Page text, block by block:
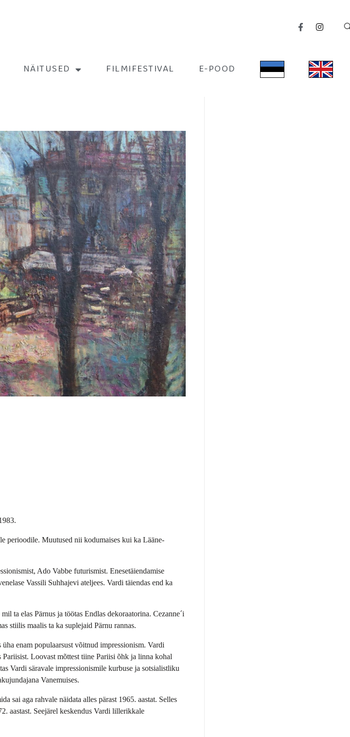
NÄITUSED FILMIFESTIVAL E-POOD
perioodile. Muutused nii kodumaises kui ka Lääne-
Ado Vabbe futurismist. Enesetäiendamise
Vassili Suhhajevi ateljees. Vardi täiendas end ka
ta elas Pärnus ja töötas Endlas dekoraatorina. Cezanne´i
stiilis maalis ta ka suplejaid Pärnu rannas.
enam populaarsust võitnud impressionism. Vardi
Loovast mõttest tiine Pariisi õhk ja linna kohal
Vardi säravale impressionismile kurbuse ja sotsialistliku
Vanemuises.
sai aga rahvale näidata alles pärast 1965. aastat. Selles
aastast. Seejärel keskendus Vardi lillerikkale